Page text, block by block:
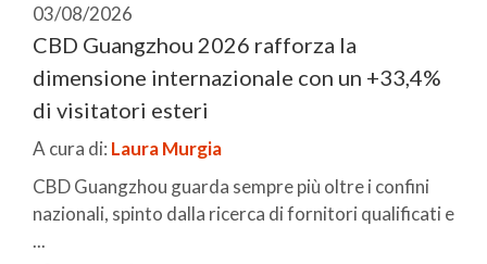
03/08/2026
CBD Guangzhou 2026 rafforza la
dimensione internazionale con un +33,4%
di visitatori esteri
A cura di: Laura Murgia
CBD Guangzhou guarda sempre più oltre i confini
nazionali, spinto dalla ricerca di fornitori qualificati e
...